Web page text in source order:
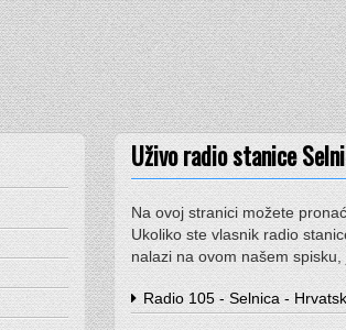
Uživo radio stanice
Na ovoj stranici možete
Ukoliko ste vlasnik radio
nalazi na ovom našem spisku,
Radio 105 - Selnica -